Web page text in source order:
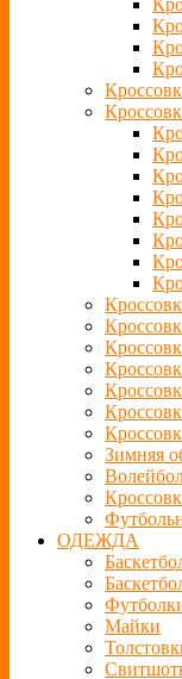
Зимняя
ОДЕЖДА
Майки